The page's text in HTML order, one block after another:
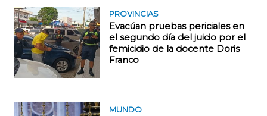
PROVINCIAS
Evacúan pruebas periciales en
el segundo día del juicio por el
femicidio de la docente Doris
Franco
MUNDO